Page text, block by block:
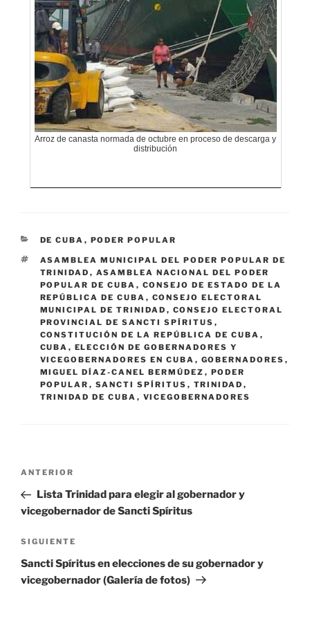
Arroz de canasta normada de octubre en proceso de descarga y
distribución
CATEGORÍAS
DE CUBA , PODER POPULAR
ETIQUETAS
ASAMBLEA MUNICIPAL DEL PODER POPULAR DE
TRINIDAD , ASAMBLEA NACIONAL DEL PODER
POPULAR DE CUBA , CONSEJO DE ESTADO DE LA
REPÚBLICA DE CUBA , CONSEJO ELECTORAL
MUNICIPAL DE TRINIDAD , CONSEJO ELECTORAL
PROVINCIAL DE SANCTI SPÍRITUS ,
CONSTITUCIÓN DE LA REPÚBLICA DE CUBA ,
CUBA , ELECCIÓN DE GOBERNADORES Y
VICEGOBERNADORES EN CUBA , GOBERNADORES ,
MIGUEL DÍAZ-CANEL BERMÚDEZ , PODER
POPULAR , SANCTI SPÍRITUS , TRINIDAD ,
TRINIDAD DE CUBA , VICEGOBERNADORES
Navegación
entradas
Entrada
anterior:
ANTERIOR
Lista Trinidad para elegir al gobernador y
vicegobernador de Sancti Spíritus
Siguiente
entrada
SIGUIENTE
Sancti Spíritus en elecciones de su gobernador y
vicegobernador (Galería de fotos)